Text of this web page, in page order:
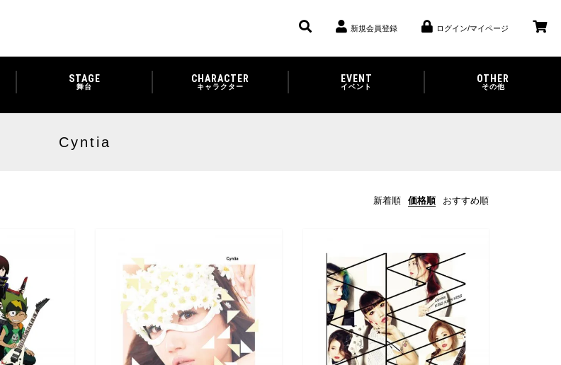
新規会員登録 ログイン/マイページ
STAGE
舞台
CHARACTER
キャラクター
EVENT
イベント
OTHER
その他
Cyntia
新着順 価格順 おすすめ順